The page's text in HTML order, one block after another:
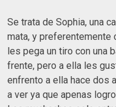
Se trata de Sophia, una
mata, y preferentemente
les pega un tiro con una
frente, pero a ella les
enfrento a ella hace dos
a ver ya que apenas